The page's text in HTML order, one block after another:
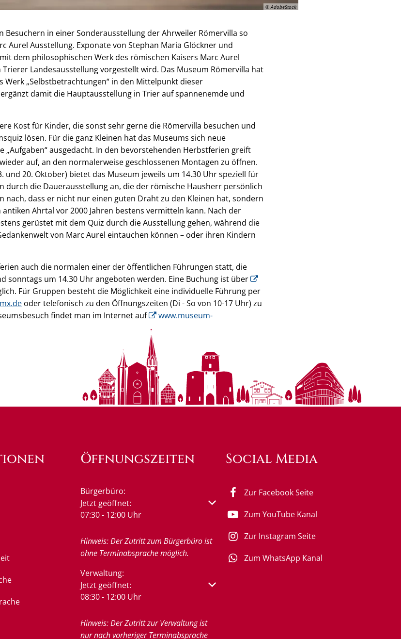
© AdobeStock
Besuchern in einer Sonderausstellung der Ahrweiler Römervilla so
Aurel Ausstellung. Exponate von Stephan Maria Glöckner und
dem philosophischen Werk des römischen Kaisers Marc Aurel
Landesausstellung vorgestellt wird. Das Museum Römervilla hat
„Selbstbetrachtungen“ in den Mittelpunkt dieser
damit die Hauptausstellung in Trier auf spannenemde und
Kost für Kinder, die sonst sehr gerne die Römervilla besuchen und
lösen. Für die ganz Kleinen hat das Museums sich neue
„Aufgaben“ ausgedacht. In den bevorstehenden Herbstferien greift
auf, an den normalerweise geschlossenen Montagen zu öffnen.
und 20. Oktober) bietet das Museum jeweils um 14.30 Uhr speziell für
durch die Dauerausstellung an, die der römische Hausherr persönlich
nach, dass er nicht nur einen guten Draht zu den Kleinen hat, sondern
Ahrtal vor 2000 Jahren bestens vermitteln kann. Nach der
gerüstet mit dem Quiz durch die Ausstellung gehen, während die
von Marc Aurel eintauchen können – oder ihren Kindern
auch die normalen einer der öffentlichen Führungen statt, die
sonntags um 14.30 Uhr angeboten werden. Eine Buchung ist über
Für Gruppen besteht die Möglichkeit eine individuelle Führung per
oder telefonisch zu den Öffnungszeiten (Di - So von 10-17 Uhr) zu
findet man im Internet auf
www.museum-
Öffnungszeiten
Bürgerbüro:
Klicken, um weitere Öffnungs- oder Schließzeiten auszublenden
Jetzt geöffnet:
07:30- 12:00 Uhr Von 07:30 bis 12:00 Uhr
Hinweis: Der Zutritt zum Bürgerbüro ist
ohne Terminabsprache möglich.
Verwaltung:
Klicken, um weitere Öffnungs- oder Schließzeiten auszublenden
Jetzt geöffnet:
08:30- 12:00 Uhr
Hinweis: Der Zutritt zur Verwaltung ist
nur nach vorheriger Terminabsprache
Social Media
Zur Facebook Seite
Zum YouTube Kanal
Zur Instagram Seite
Zum WhatsApp Kanal